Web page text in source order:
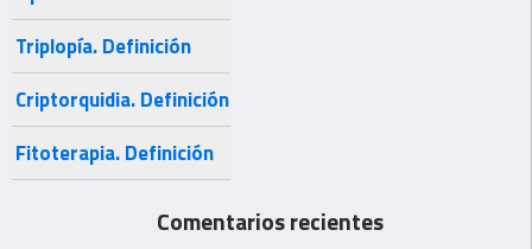
Triplopía. Definición
Criptorquidia. Definición
Fitoterapia. Definición
Comentarios recientes